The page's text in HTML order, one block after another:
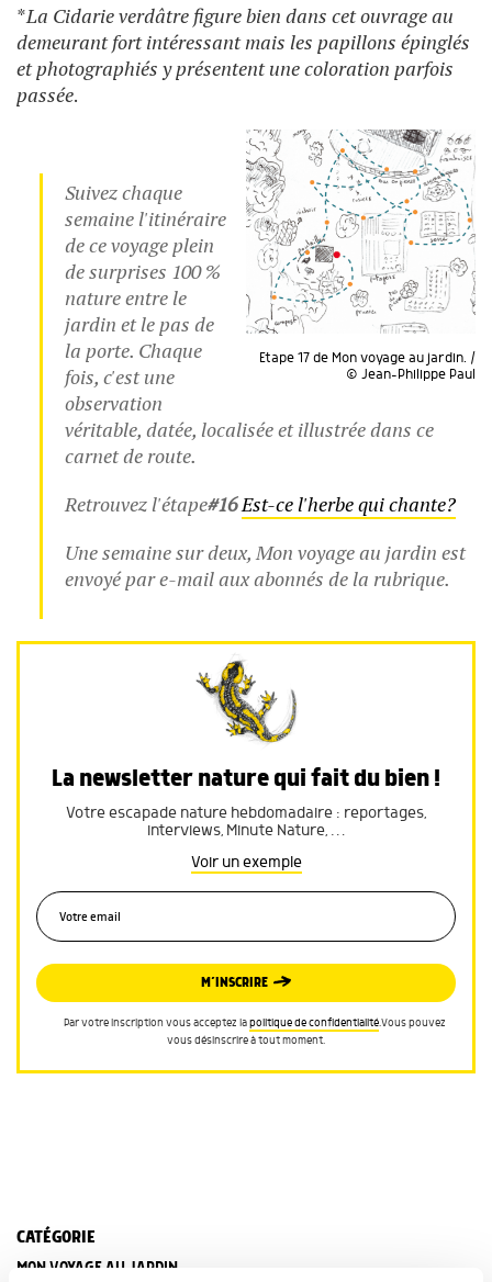
*La Cidarie verdâtre figure bien dans cet ouvrage au
demeurant fort intéressant mais les papillons épinglés
et photographiés y présentent une coloration parfois
passée.
Etape 17 de Mon voyage au jardin. /
© Jean-Philippe Paul
Suivez chaque
semaine l'itinéraire
de ce voyage plein
de surprises 100 %
nature entre le
jardin et le pas de
la porte. Chaque
fois, c'est une
observation
véritable, datée, localisée et illustrée dans ce
carnet de route.
Retrouvez l'étape#16Est-ce l'herbe qui chante?
Une semaine sur deux, Mon voyage au jardin est
envoyé par e-mail aux abonnés de la rubrique.
La newsletter nature qui fait du bien !
Votre escapade nature hebdomadaire : reportages,
interviews, Minute Nature, …
Voir un exemple
M’INSCRIRE
Par votre inscription vous acceptez lapolitique de confidentialité.Vous pouvez
vous désinscrire à tout moment.
CATÉGORIE
MON VOYAGE AU JARDIN